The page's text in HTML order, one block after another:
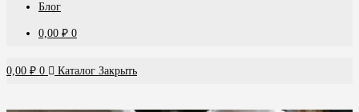
Блог
0,00 ₽ 0
0,00 ₽ 0 Каталог Закрыть